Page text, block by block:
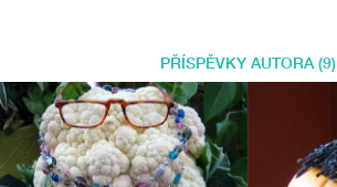
PŘÍSPĚVKY AUTORA (9)